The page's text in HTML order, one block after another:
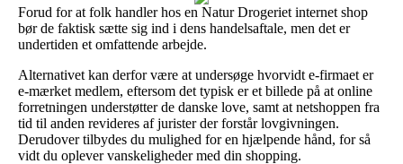
Forud for at folk handler hos en Natur Drogeriet internet shop
bør de faktisk sætte sig ind i dens handelsaftale, men det er
undertiden et omfattende arbejde.
Alternativet kan derfor være at undersøge hvorvidt e-firmaet er
e-mærket medlem, eftersom det typisk er et billede på at online
forretningen understøtter de danske love, samt at netshoppen fra
tid til anden revideres af jurister der forstår lovgivningen.
Derudover tilbydes du mulighed for en hjælpende hånd, for så
vidt du oplever vanskeligheder med din shopping.